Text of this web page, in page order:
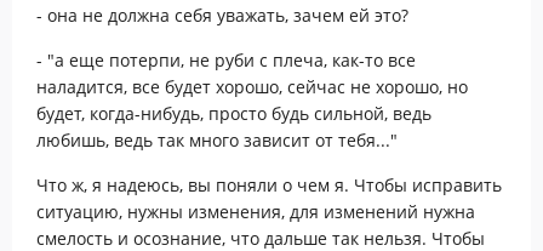
- она не должна себя уважать, зачем ей это?
- "а еще потерпи, не руби с плеча, как-то все
наладится, все будет хорошо, сейчас не хорошо, но
будет, когда-нибудь, просто будь сильной, ведь
любишь, ведь так много зависит от тебя..."
Что ж, я надеюсь, вы поняли о чем я. Чтобы исправить
ситуацию, нужны изменения, для изменений нужна
смелость и осознание, что дальше так нельзя. Чтобы